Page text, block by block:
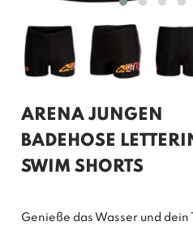
ARENA JUNGEN
BADEHOSE
SWIM SHORTS
Genieße das Wasser und